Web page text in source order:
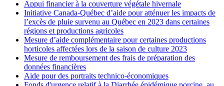
Appui financier à la couverture végétale hivernale
Initiative Canada-Québec d’aide pour atténuer les impacts de
l’excès de pluie survenu au Québec en 2023 dans certaines
régions et productions agricoles
Mesure d’aide complémentaire pour certaines productions
horticoles affectées lors de la saison de culture 2023
Mesure de remboursement des frais de préparation des
données financières
Aide pour des portraits technico-économiques